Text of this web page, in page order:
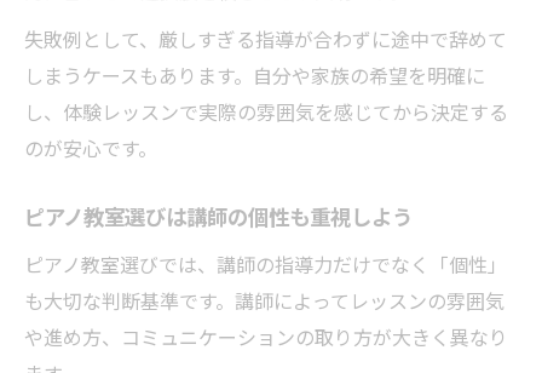
失敗例として、厳しすぎる指導が合わずに途中で辞めて
しまうケースもあります。自分や家族の希望を明確に
し、体験レッスンで実際の雰囲気を感じてから決定する
のが安心です。
ピアノ教室選びは講師の個性も重視しよう
ピアノ教室選びでは、講師の指導力だけでなく「個性」
も大切な判断基準です。講師によってレッスンの雰囲気
や進め方、コミュニケーションの取り方が大きく異なり